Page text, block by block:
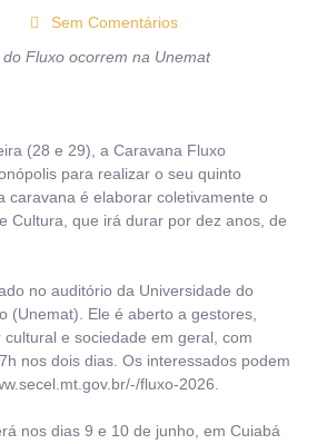
Sem Comentários
Fluxo ocorrem na Unemat
(28 e 29), a Caravana Fluxo
para realizar o seu quinto
caravana é elaborar coletivamente o
Cultura, que irá durar por dez anos, de
no auditório da Universidade do
(Unemat). Ele é aberto a gestores,
e sociedade em geral, com
nos dois dias. Os interessados podem
fluxo-2026.
nos dias 9 e 10 de junho, em Cuiabá